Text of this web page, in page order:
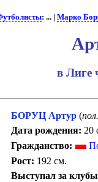
: ... | Марко
в Лиге
БОРУЦ Артур(пол.
Дата рождения: 20
Гражданство:
Рост: 192 см.
Выступал за